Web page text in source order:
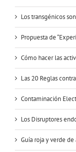
Los transgénicos
Propuesta de
Cómo hacer las
Las 20 Reglas
Contaminación
Los Disruptores
Guía roja y verde